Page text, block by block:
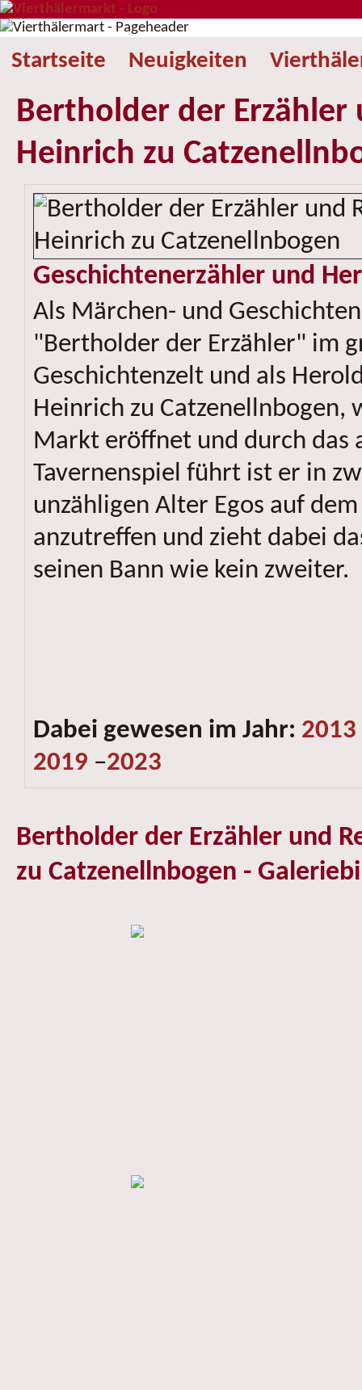
Startseite Neuigkeiten
Bertholder der Erzähler
Heinrich zu
Geschichtenerzähler und
Als Märchen- und
"Bertholder der Erzähler" im
Geschichtenzelt und als
Heinrich zu Catzenellnbogen,
Markt eröffnet und durch das
Tavernenspiel führt ist er in
unzähligen Alter Egos auf
anzutreffen und zieht dabei
seinen Bann wie kein zweiter.
Dabei gewesen im Jahr: 2013
2019 –2023
Bertholder der Erzähler und
zu Catzenellnbogen -